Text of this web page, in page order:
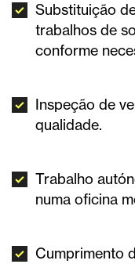
Substituição
trabalhos de
conforme
Inspeção de
qualidade.
Trabalho
numa oficina
Cumprimento